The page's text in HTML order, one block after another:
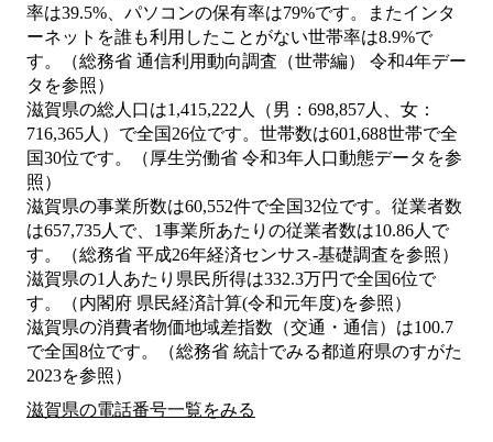
率は39.5%、パソコンの保有率は79%です。またインタ
ーネットを誰も利用したことがない世帯率は8.9%で
す。（総務省 通信利用動向調査（世帯編） 令和4年デー
タを参照）
滋賀県の総人口は1,415,222人（男：698,857人、女：
716,365人）で全国26位です。世帯数は601,688世帯で全
国30位です。（厚生労働省 令和3年人口動態データを参
照）
滋賀県の事業所数は60,552件で全国32位です。従業者数
は657,735人で、1事業所あたりの従業者数は10.86人で
す。（総務省 平成26年経済センサス‐基礎調査を参照）
滋賀県の1人あたり県民所得は332.3万円で全国6位で
す。（内閣府 県民経済計算(令和元年度)を参照）
滋賀県の消費者物価地域差指数（交通・通信）は100.7
で全国8位です。（総務省 統計でみる都道府県のすがた
2023を参照）
滋賀県の電話番号一覧をみる